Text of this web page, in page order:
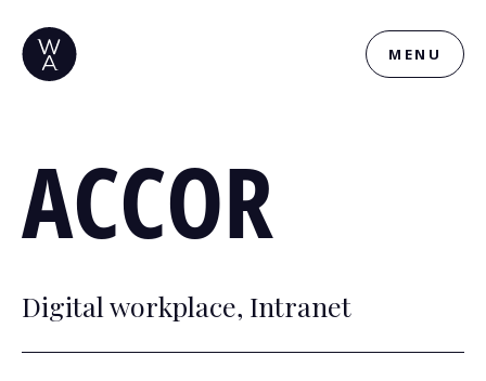
MENU
ACCOR
Digital workplace, Intranet